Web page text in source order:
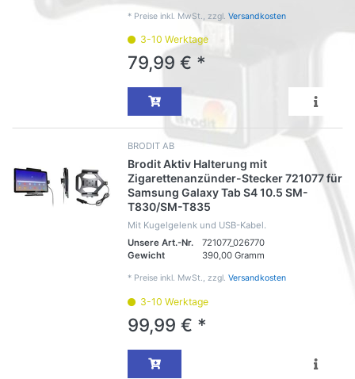
* Preise inkl. MwSt., zzgl. Versandkosten
3-10 Werktage
79,99 € *
BRODIT AB
Brodit Aktiv Halterung mit
Zigarettenanzünder-Stecker 721077 für
Samsung Galaxy Tab S4 10.5 SM-
T830/SM-T835
Mit Kugelgelenk und USB-Kabel.
Unsere Art.-Nr.
721077_026770
Gewicht
390,00 Gramm
* Preise inkl. MwSt., zzgl. Versandkosten
3-10 Werktage
99,99 € *